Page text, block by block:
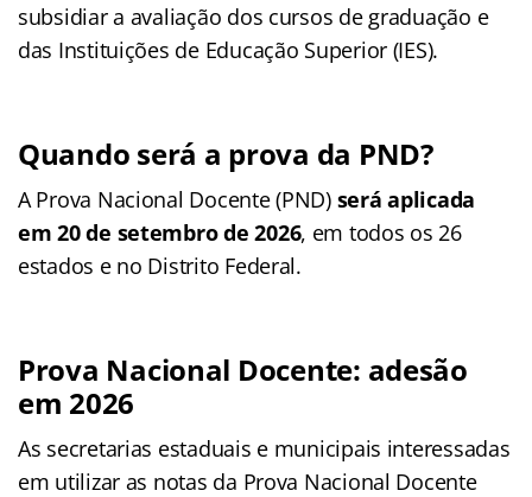
subsidiar a avaliação dos cursos de graduação e
das Instituições de Educação Superior (IES).
Quando será a prova da PND?
A Prova Nacional Docente (PND)será aplicada
em 20 de setembro de 2026, em todos os 26
estados e no Distrito Federal.
Prova Nacional Docente: adesão
em 2026
As secretarias estaduais e municipais interessadas
em utilizar as notas da Prova Nacional Docente